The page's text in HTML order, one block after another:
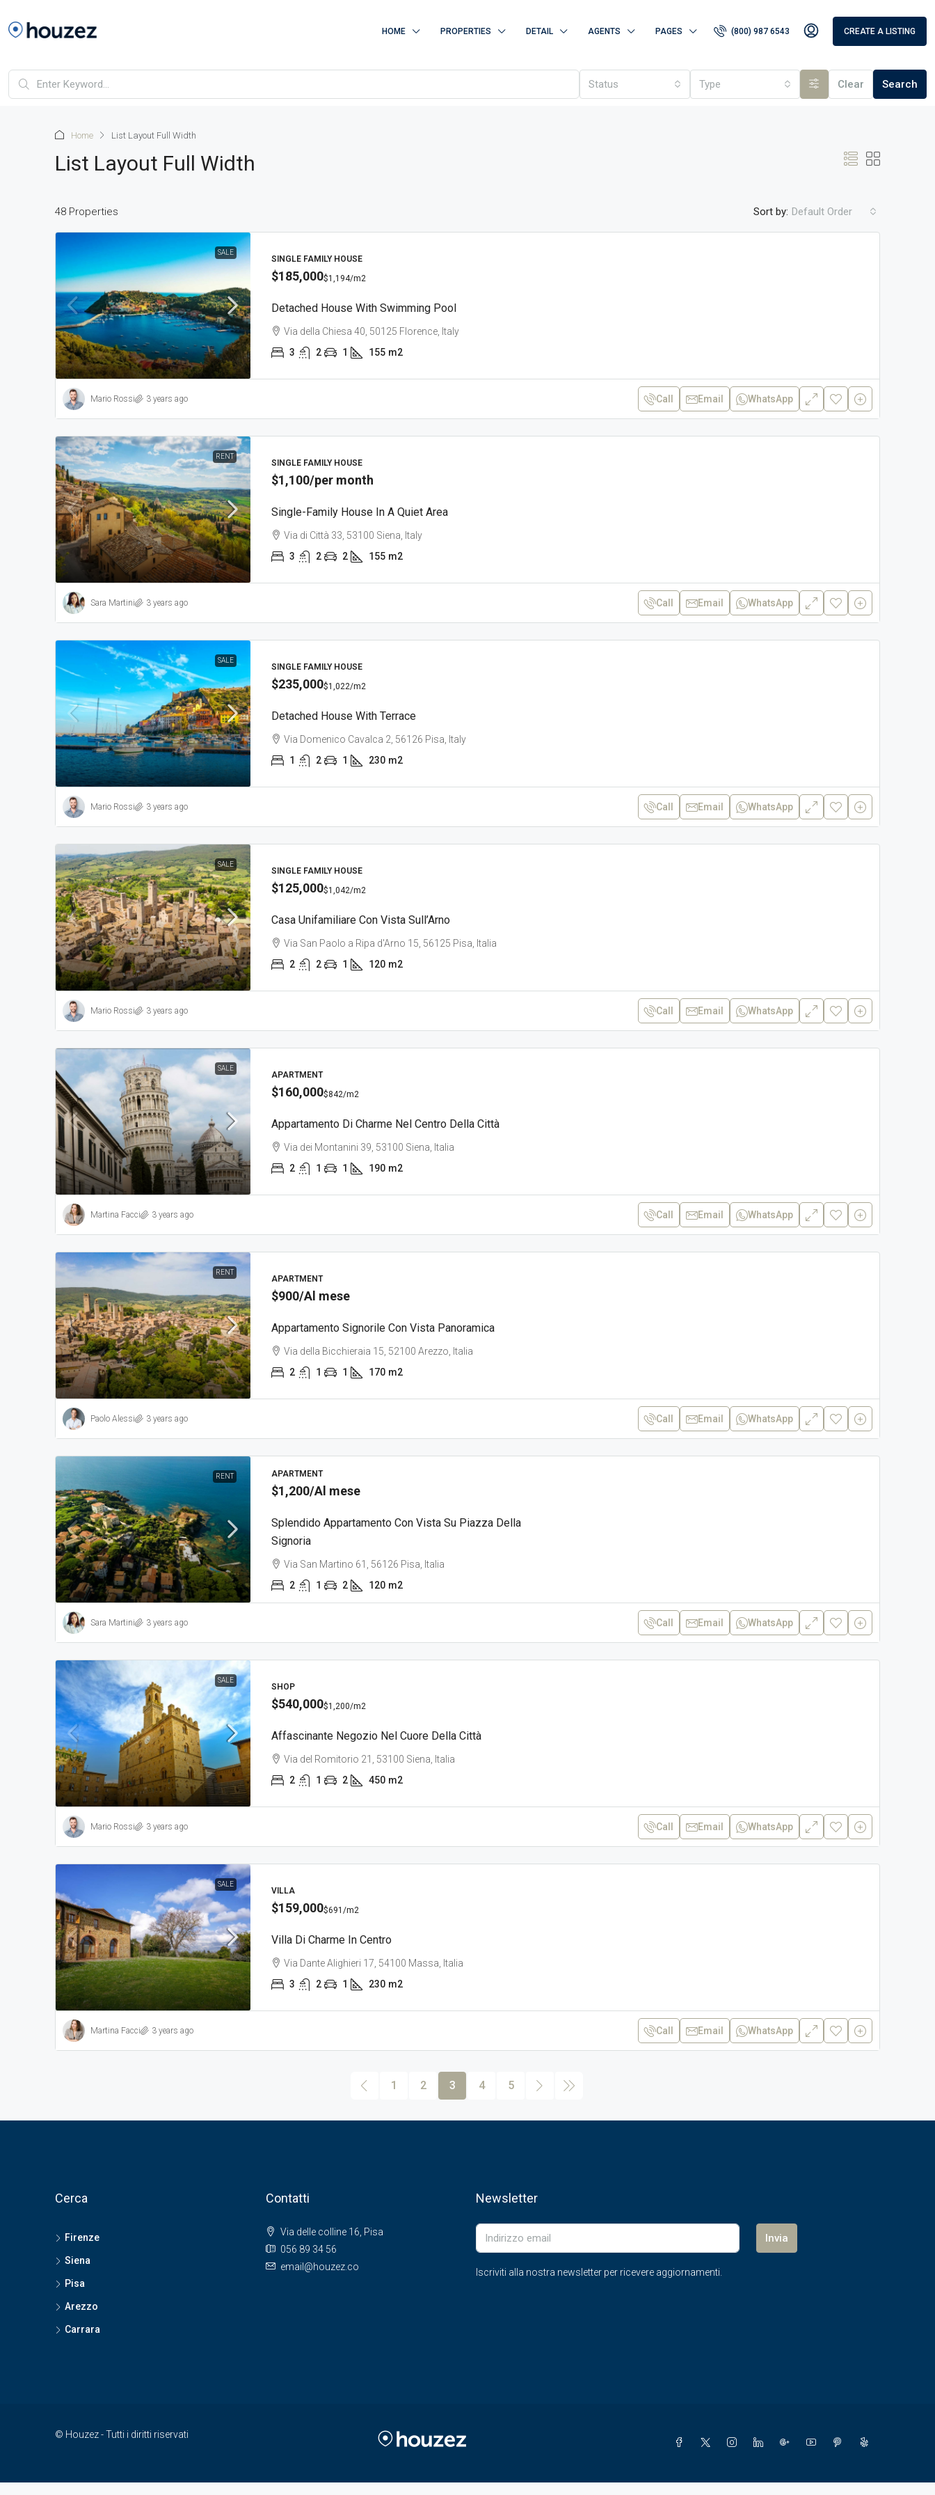
HOME PROPERTIES DETAIL AGENTS PAGES (800) 987 6543 CREATE A LISTING
Status Type Clear Search
Home List Layout Full Width
List Layout Full Width
48 Properties Sort by: Default Order
SALE
SINGLE FAMILY HOUSE
$185,000$1,194/m2
Detached House With Swimming Pool
Via della Chiesa 40, 50125 Florence, Italy
3
2 1 155 m2
Mario Rossi 3 years ago Call Email WhatsApp
RENT
SINGLE FAMILY HOUSE
$1,100/per month
Single-Family House In A Quiet Area
Via di Città 33, 53100 Siena, Italy
3
2 2 155 m2
Sara Martini 3 years ago Call Email WhatsApp
SALE
SINGLE FAMILY HOUSE
$235,000$1,022/m2
Detached House With Terrace
Via Domenico Cavalca 2, 56126 Pisa, Italy
1
2 1 230 m2
Mario Rossi 3 years ago Call Email WhatsApp
SALE
SINGLE FAMILY HOUSE
$125,000$1,042/m2
Casa Unifamiliare Con Vista Sull’Arno
Via San Paolo a Ripa d'Arno 15, 56125 Pisa, Italia
2
2 1 120 m2
Mario Rossi 3 years ago Call Email WhatsApp
SALE
APARTMENT
$160,000$842/m2
Appartamento Di Charme Nel Centro Della Città
Via dei Montanini 39, 53100 Siena, Italia
2
1 1 190 m2
Martina Facci 3 years ago Call Email WhatsApp
RENT
APARTMENT
$900/Al mese
Appartamento Signorile Con Vista Panoramica
Via della Bicchieraia 15, 52100 Arezzo, Italia
2
1 1 170 m2
Paolo Alessi 3 years ago Call Email WhatsApp
RENT APARTMENT
$1,200/Al mese
Splendido Appartamento Con Vista Su Piazza Della
Signoria
Via San Martino 61, 56126 Pisa, Italia
2
1 2 120 m2
Sara Martini 3 years ago Call Email WhatsApp
SALE
SHOP
$540,000$1,200/m2
Affascinante Negozio Nel Cuore Della Città
Via del Romitorio 21, 53100 Siena, Italia
2
1 2 450 m2
Mario Rossi 3 years ago Call Email WhatsApp
SALE
VILLA
$159,000$691 /m2
Villa Di Charme In Centro
Via Dante Alighieri 17, 54100 Massa, Italia
3
2 1 230 m2
Martina Facci 3 years ago Call Email WhatsApp
1 2 3 4 5
Cerca
Firenze
Siena
Pisa
Arezzo
Carrara
Contatti
Via delle colline 16, Pisa
056 89 34 56
email@houzez.co
Newsletter
Invia
Iscriviti alla nostra newsletter per ricevere aggiornamenti.
© Houzez - Tutti i diritti riservati